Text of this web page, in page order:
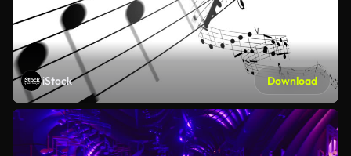
iStock Download